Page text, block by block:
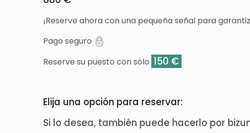
¡Reserve ahora con una pequeña señal para
Pago seguro
Reserve su puesto con sólo 150 €
Elija una opción para reservar:
Si lo desea, también puede hacerlo por